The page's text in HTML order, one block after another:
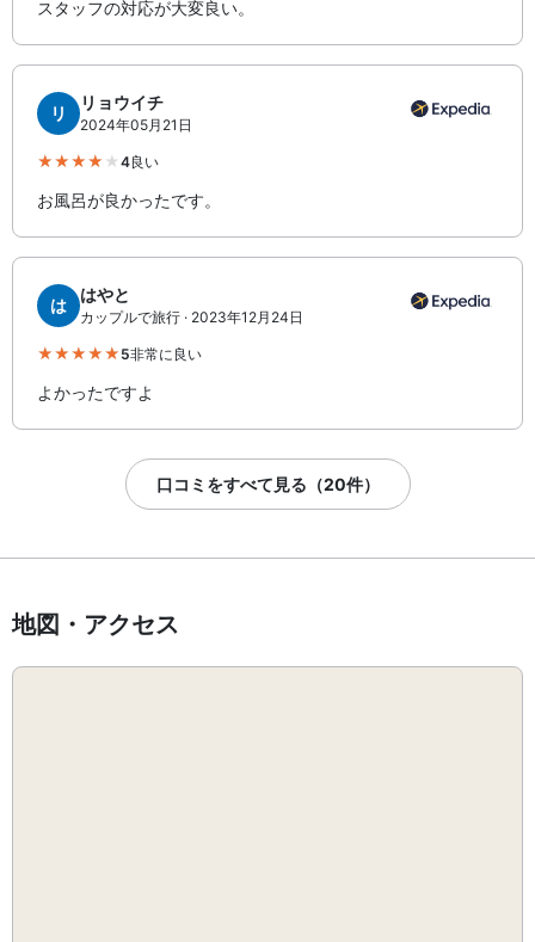
スタッフの対応が大変良い。
リ
リョウイチ
2024年05月21日
4良い
お風呂が良かったです。
は
はやと
カップルで旅行 · 2023年12月24日
5非常に良い
よかったですよ
口コミをすべて見る（20件）
地図・アクセス